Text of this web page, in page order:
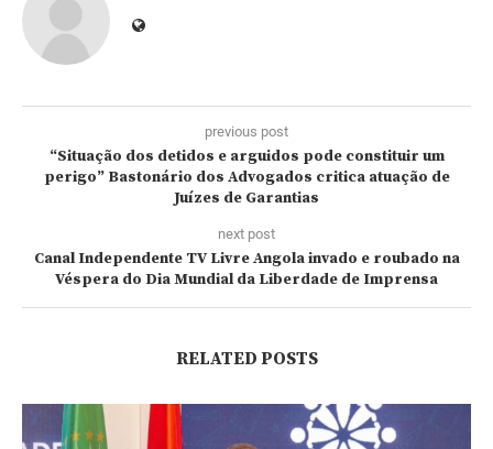
previous post
“Situação dos detidos e arguidos pode constituir um
perigo” Bastonário dos Advogados critica atuação de
Juízes de Garantias
next post
Canal Independente TV Livre Angola invado e roubado na
Véspera do Dia Mundial da Liberdade de Imprensa
RELATED POSTS